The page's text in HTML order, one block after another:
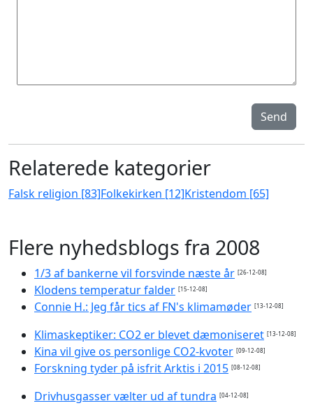
Send
Relaterede kategorier
Falsk religion [83]Folkekirken [12]Kristendom [65]
Flere nyhedsblogs fra 2008
1/3 af bankerne vil forsvinde næste år [26-12-08]
Klodens temperatur falder [15-12-08]
Connie H.: Jeg får tics af FN's klimamøder [13-12-08]
Klimaskeptiker: CO2 er blevet dæmoniseret [13-12-08]
Kina vil give os personlige CO2-kvoter [09-12-08]
Forskning tyder på isfrit Arktis i 2015 [08-12-08]
Drivhusgasser vælter ud af tundra [04-12-08]